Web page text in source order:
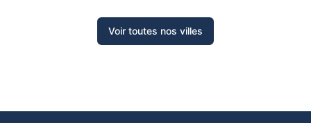
Voir toutes nos villes